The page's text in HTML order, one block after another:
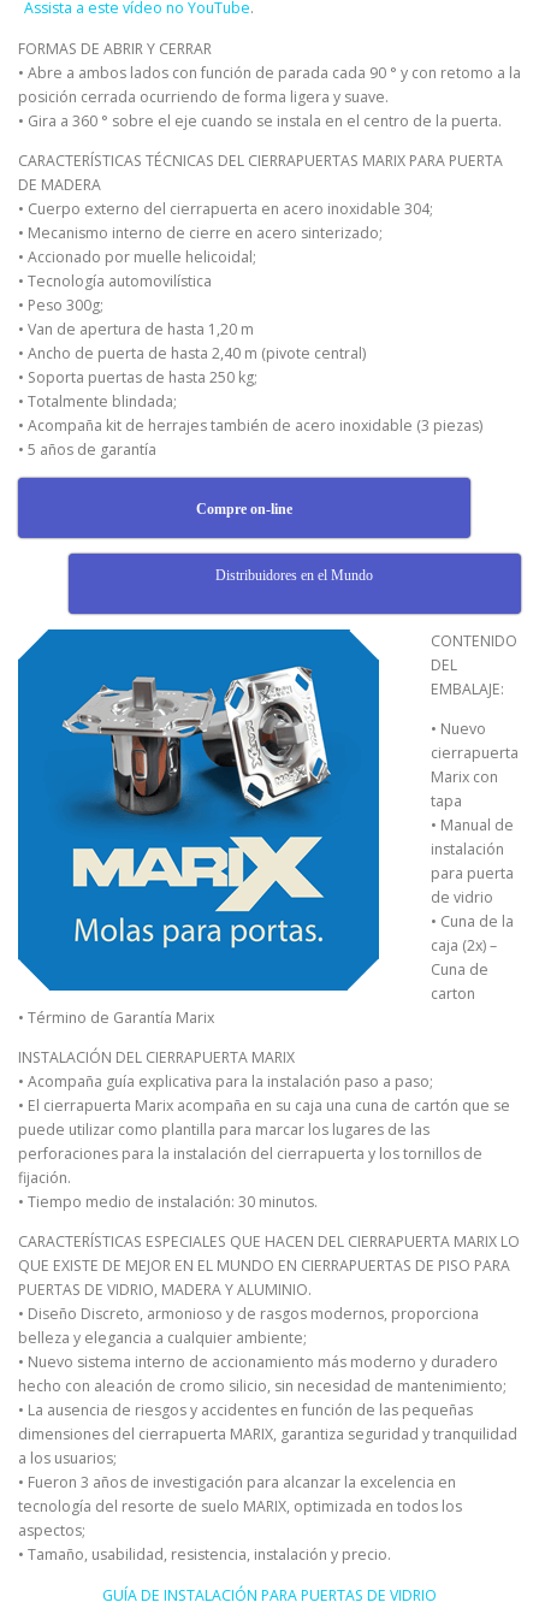
Assista a este vídeo no YouTube.
FORMAS DE ABRIR Y CERRAR
• Abre a ambos lados con función de parada cada 90 ° y con retomo a la
posición cerrada ocurriendo de forma ligera y suave.
• Gira a 360 ° sobre el eje cuando se instala en el centro de la puerta.
CARACTERÍSTICAS TÉCNICAS DEL CIERRAPUERTAS MARIX PARA PUERTA
DE MADERA
• Cuerpo externo del cierrapuerta en acero inoxidable 304;
• Mecanismo interno de cierre en acero sinterizado;
• Accionado por muelle helicoidal;
• Tecnología automovilística
• Peso 300g;
• Van de apertura de hasta 1,20 m
• Ancho de puerta de hasta 2,40 m (pivote central)
• Soporta puertas de hasta 250 kg;
• Totalmente blindada;
• Acompaña kit de herrajes también de acero inoxidable (3 piezas)
• 5 años de garantía
Compre on-line
Distribuidores en el Mundo
CONTENIDO
DEL
EMBALAJE:
• Nuevo
cierrapuerta
Marix con
tapa
• Manual de
instalación
para puerta
de vidrio
• Cuna de la
caja (2x) –
Cuna de
carton
• Término de Garantía Marix
INSTALACIÓN DEL CIERRAPUERTA MARIX
• Acompaña guía explicativa para la instalación paso a paso;
• El cierrapuerta Marix acompaña en su caja una cuna de cartón que se
puede utilizar como plantilla para marcar los lugares de las
perforaciones para la instalación del cierrapuerta y los tornillos de
fijación.
• Tiempo medio de instalación: 30 minutos.
CARACTERÍSTICAS ESPECIALES QUE HACEN DEL CIERRAPUERTA MARIX LO
QUE EXISTE DE MEJOR EN EL MUNDO EN CIERRAPUERTAS DE PISO PARA
PUERTAS DE VIDRIO, MADERA Y ALUMINIO.
• Diseño Discreto, armonioso y de rasgos modernos, proporciona
belleza y elegancia a cualquier ambiente;
• Nuevo sistema interno de accionamiento más moderno y duradero
hecho con aleación de cromo silicio, sin necesidad de mantenimiento;
• La ausencia de riesgos y accidentes en función de las pequeñas
dimensiones del cierrapuerta MARIX, garantiza seguridad y tranquilidad
a los usuarios;
• Fueron 3 años de investigación para alcanzar la excelencia en
tecnología del resorte de suelo MARIX, optimizada en todos los
aspectos;
• Tamaño, usabilidad, resistencia, instalación y precio.
GUÍA DE INSTALACIÓN PARA PUERTAS DE VIDRIO